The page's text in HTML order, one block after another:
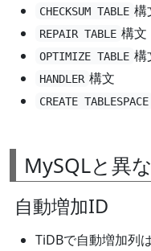
CHECKSUM TABLE 構
REPAIR TABLE 構文
OPTIMIZE TABLE 構
HANDLER 構文
CREATE TABLESPACE
MySQLと異
自動増加ID
TiDBで自動増加列